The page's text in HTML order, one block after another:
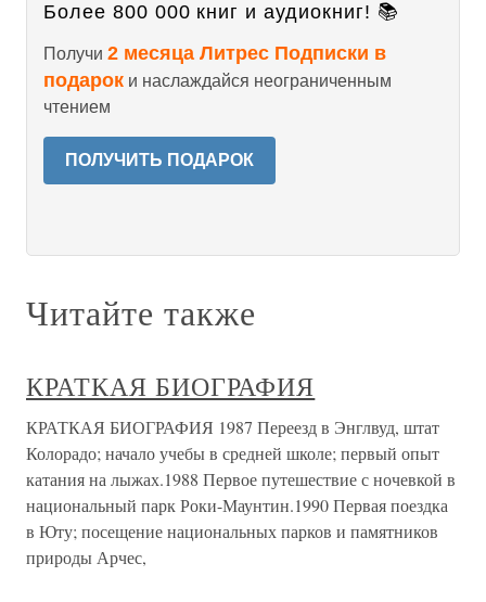
Более 800 000 книг и аудиокниг! 📚
Получи 2 месяца Литрес Подписки в
подарок и наслаждайся неограниченным
чтением
ПОЛУЧИТЬ ПОДАРОК
Читайте также
КРАТКАЯ БИОГРАФИЯ
КРАТКАЯ БИОГРАФИЯ 1987 Переезд в Энглвуд, штат
Колорадо; начало учебы в средней школе; первый опыт
катания на лыжах.1988 Первое путешествие с ночевкой в
национальный парк Роки-Маунтин.1990 Первая поездка
в Юту; посещение национальных парков и памятников
природы Арчес,